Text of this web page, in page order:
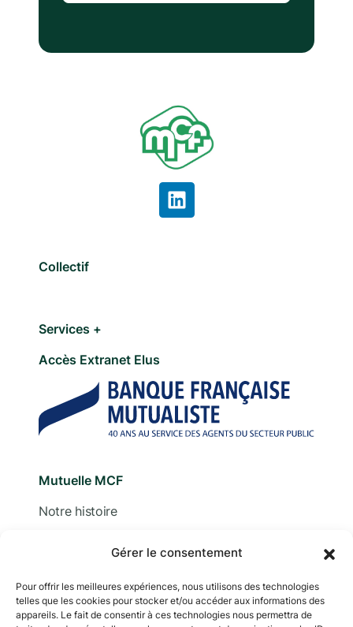
Gérer le consentement
Pour offrir les meilleures expériences, nous utilisons des technologies
telles que les cookies pour stocker et/ou accéder aux informations des
appareils. Le fait de consentir à ces technologies nous permettra de
Collectif
Services +
Accès Extranet Elus
Mutuelle MCF
Notre histoire
Adhérer